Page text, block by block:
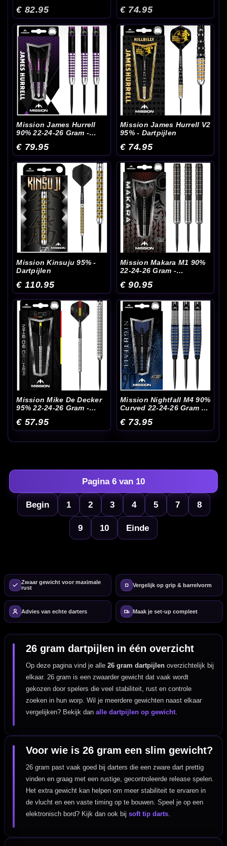
€ 82.95 € 74.95
Mission James Hurrell
90% 22-24-26 Gram -
€ 79.95
Mission James Hurrell V2
95% - Dartpijlen
€ 74.95
Mission Kinsuju 95% -
Dartpijlen
€ 110.95
Mission Makara M1 90%
22-24-26 Gram -
€ 90.95
Mission Mike De Decker
95% 22-24-26 Gram -
€ 57.95
Mission Nightfall M4 90%
Curved 22-24-26 Gram -
€ 73.95
Begin 1 2 3 4 5
Pagina 6 van 10
7 8
9 10 Einde
Zwaar gewicht voor maximale
rust
Vergelijk op grip & barrelvorm
Advies van echte darters Maak je set-up compleet
26 gram dartpijlen in één overzicht
Op deze pagina vind je alle26 gram dartpijlen overzichtelijk bij
elkaar. 26 gram is een zwaarder gewicht dat vaak wordt
gekozen door spelers die veel stabiliteit, rust en controle
zoeken in hun worp. Wil je meerdere gewichten naast elkaar
vergelijken? Bekijk danalle dartpijlen op gewicht.
Voor wie is 26 gram een slim gewicht?
26 gram past vaak goed bij darters die een zware dart prettig
vinden en graag met een rustige, gecontroleerde release spelen.
Het extra gewicht kan helpen om meer stabiliteit te ervaren in
de vlucht en een vaste timing op te bouwen. Speel je op een
elektronisch bord? Kijk dan ook bijsoft tip darts.